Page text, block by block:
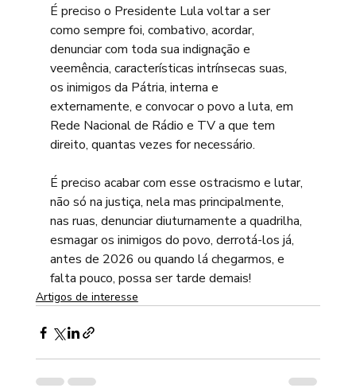
É preciso o Presidente Lula voltar a ser
como sempre foi, combativo, acordar,
denunciar com toda sua indignação e
veemência, características intrínsecas suas,
os inimigos da Pátria, interna e
externamente, e convocar o povo a luta, em
Rede Nacional de Rádio e TV a que tem
direito, quantas vezes for necessário.
É preciso acabar com esse ostracismo e lutar,
não só na justiça, nela mas principalmente,
nas ruas, denunciar diuturnamente a quadrilha,
esmagar os inimigos do povo, derrotá-los já,
antes de 2026 ou quando lá chegarmos, e
falta pouco, possa ser tarde demais!
Artigos de interesse